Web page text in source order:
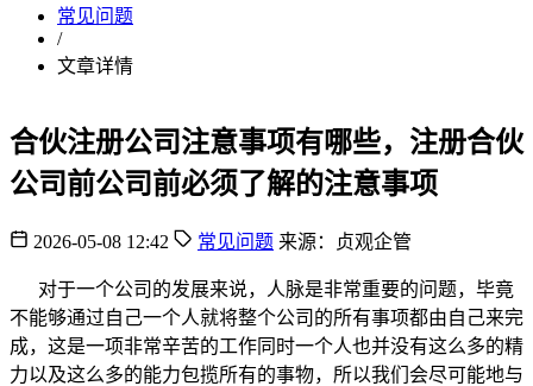
常见问题
/
文章详情
合伙注册公司注意事项有哪些，注册合伙
公司前公司前必须了解的注意事项
2026-05-08 12:42 常见问题 来源：贞观企管
对于一个公司的发展来说，人脉是非常重要的问题，毕竟
不能够通过自己一个人就将整个公司的所有事项都由自己来完
成，这是一项非常辛苦的工作同时一个人也并没有这么多的精
力以及这么多的能力包揽所有的事物，所以我们会尽可能地与